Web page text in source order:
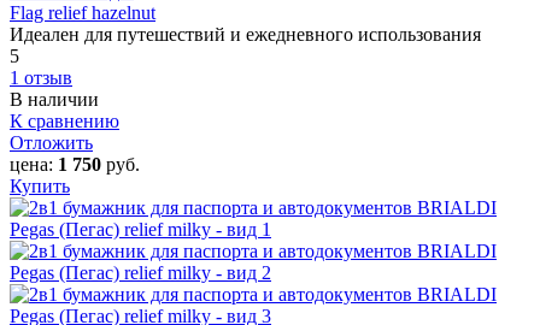
Flag relief hazelnut
Идеален для путешествий и ежедневного использования
5
1 отзыв
В наличии
К сравнению
Отложить
цена: 1 750 руб.
Купить